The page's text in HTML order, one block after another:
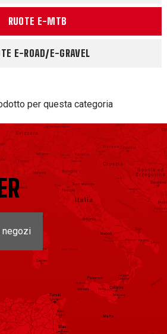
RUOTE E-MTB
E-ROAD/E-GRAVEL
per questa categoria
negozi